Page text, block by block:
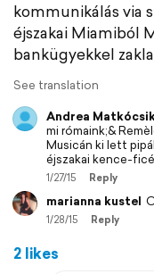
kommunikálás via
éjszakai Miamiból
bankügyekkel
See translation
Andrea
mi rómaink;&
Musicán ki lett
éjszakai kence-
1/27/15 Reply
marianna kustel
1/28/15 Reply
2 likes